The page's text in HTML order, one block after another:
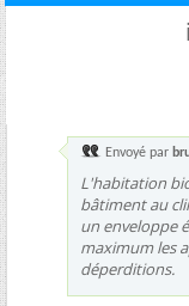
Envoyé par
L'habitation
bâtiment au
un enveloppe
maximum les
déperditions.